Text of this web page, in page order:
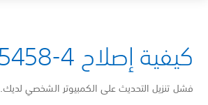
كيفية إصلاح PF-205458-4
فشل تنزيل التحديث على الكمبيوتر الشخصي لديك.